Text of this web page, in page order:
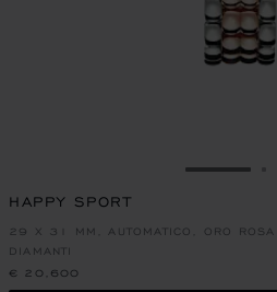
VAI
HAPPY SPORT
29 X 31 MM, AUTOMATICO, ORO ROSA
DIAMANTI
€ 20,600